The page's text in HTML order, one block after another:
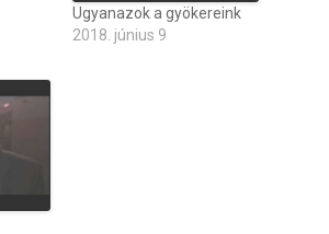
Ugyanazok a gyökereink
2018. június 9